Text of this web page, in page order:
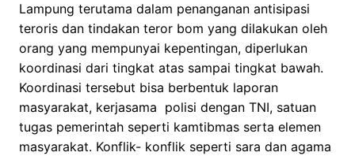
Lampung terutama dalam penanganan antisipasi
teroris dan tindakan teror bom yang dilakukan oleh
orang yang mempunyai kepentingan, diperlukan
koordinasi dari tingkat atas sampai tingkat bawah.
Koordinasi tersebut bisa berbentuk laporan
masyarakat, kerjasama polisi dengan TNI, satuan
tugas pemerintah seperti kamtibmas serta elemen
masyarakat. Konflik- konflik seperti sara dan agama